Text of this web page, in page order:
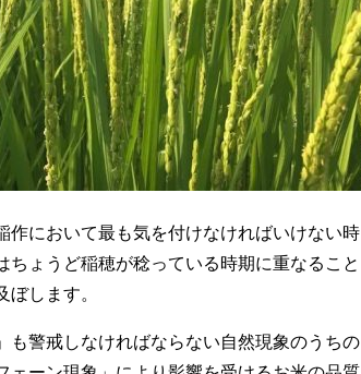
において最も気を付けなければいけない時
ょうど稲穂が稔っている時期に重なること
します。
警戒しなければならない自然現象のうちの